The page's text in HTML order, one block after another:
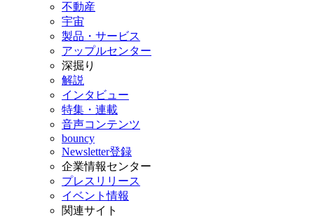
不動産
宇宙
製品・サービス
アップルセンター
深掘り
解説
インタビュー
特集・連載
音声コンテンツ
bouncy
Newsletter登録
企業情報センター
プレスリリース
イベント情報
関連サイト